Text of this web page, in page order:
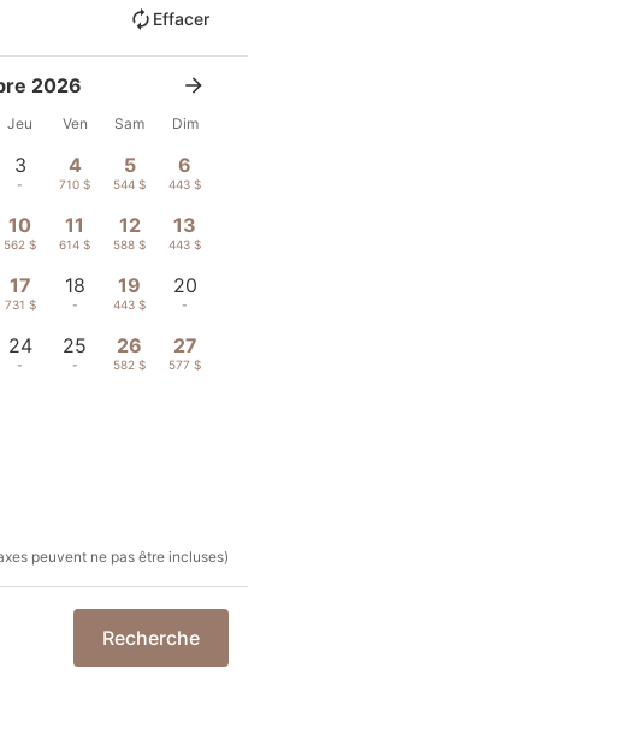
Effacer
2026
Jeu Ven Sam Dim
3
-
4
710 $
5
544 $
6
443 $
10
562 $
11
614 $
12
588 $
13
443 $
17
731 $
18
-
19
443 $
20
-
24
-
25
-
26
582 $
27
577 $
peuvent ne pas être incluses)
Recherche